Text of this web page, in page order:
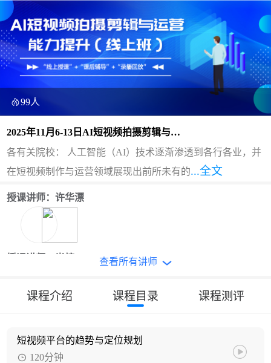
99人
2025年11月6-13日AI短视频拍摄剪辑与运
营能力提升师资研修（线上班）
各有关院校： 人工智能（AI）技术逐渐渗透到各行各业，并
在短视频制作与运营领域展现出前所未有的...全文
授课讲师：许华漂
查看所有讲师
课程介绍 课程目录 课程测评
短视频平台的趋势与定位规划
120分钟